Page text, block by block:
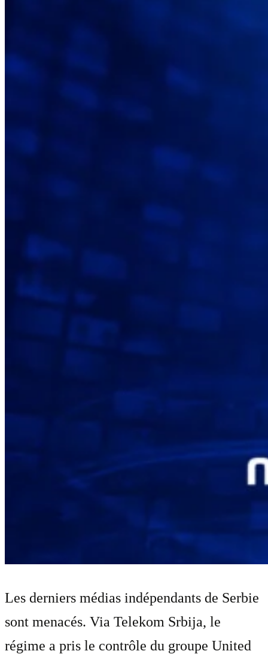
Les derniers médias indépendants de Serbie
sont menacés. Via Telekom Srbija, le
régime a pris le contrôle du groupe United